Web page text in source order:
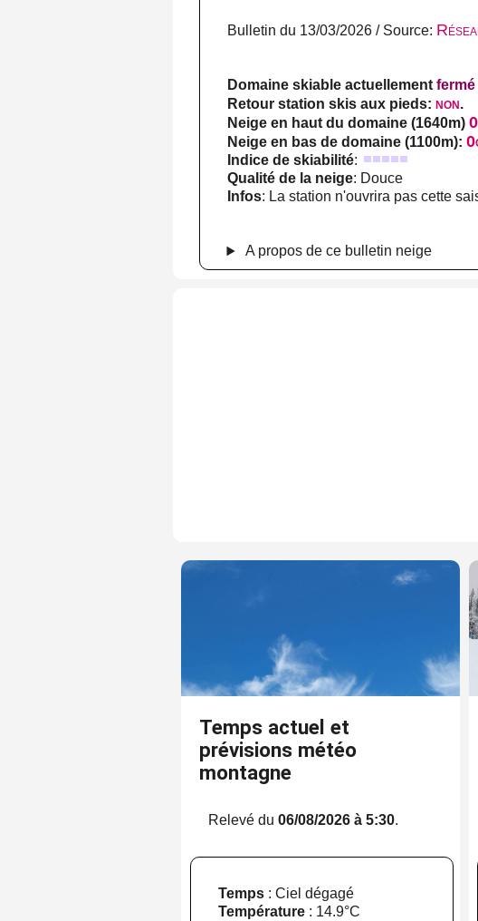
Bulletin du 13/03/2026 / Source:
Domaine skiable actuellement fermé
Retour station skis aux pieds: non.
Neige en haut du domaine (1640m)
Neige en bas de domaine (1100m):
Indice de skiabilité:
Qualité de la neige: Douce
Infos: La station n'ouvrira pas cette
A propos de ce bulletin neige
Temps actuel et
prévisions météo
montagne
Relevé du06/08/2026 à 5:30.
Temps: Ciel dégagé
Température: 14.9°C